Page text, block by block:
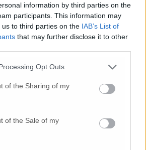
information by third parties on the
participants. This information may
to third parties on the IAB’s List of
that may further disclose it to other
Opt Outs
of the Sharing of my
of the Sale of my
a colpirsi da soli
l’ennesimo femminicidio:
furia col coltello